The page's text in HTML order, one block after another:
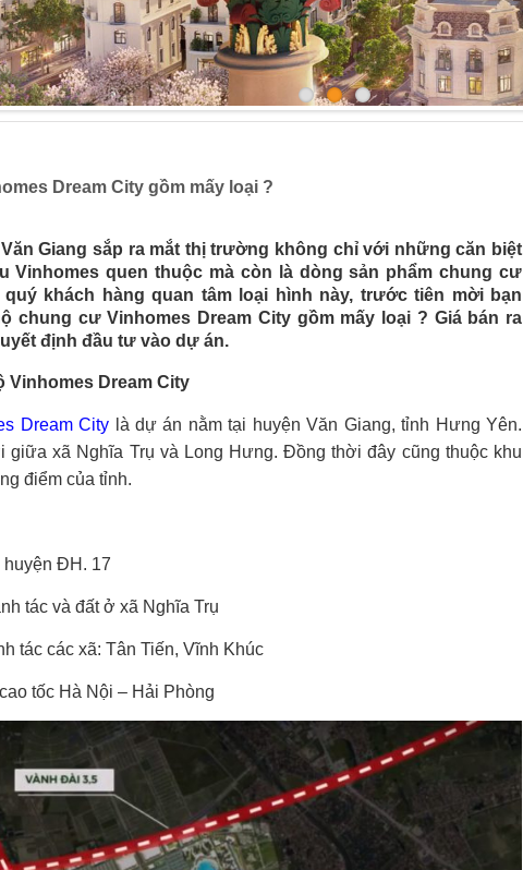
Dream City gồm mấy loại ?
Giang sắp ra mắt thị trường không chỉ với những căn biệt
Vinhomes quen thuộc mà còn là dòng sản phẩm chung cư
khách hàng quan tâm loại hình này, trước tiên mời bạn
chung cư Vinhomes Dream City gồm mấy loại ? Giá bán ra
định đầu tư vào dự án.
Vinhomes Dream City
Dream City là dự án nằm tại huyện Văn Giang, tỉnh Hưng Yên.
giữa xã Nghĩa Trụ và Long Hưng. Đồng thời đây cũng thuộc khu
điểm của tỉnh.
ĐH. 17
tác và đất ở xã Nghĩa Trụ
tác các xã: Tân Tiến, Vĩnh Khúc
tốc Hà Nội – Hải Phòng